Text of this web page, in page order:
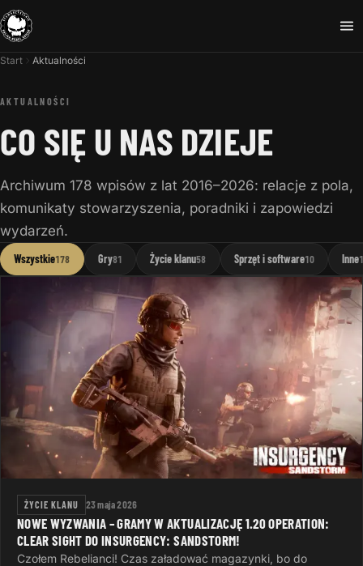
Start Aktualności
AKTUALNOŚCI
CO SIĘ U NAS DZIEJE
Archiwum 178 wpisów z lat 2016–2026: relacje z pola,
komunikaty stowarzyszenia, poradniki i zapowiedzi
wydarzeń.
Wszystkie178 Gry81 Życie klanu58 Sprzęt i software10 Inne
ŻYCIE KLANU 23 maja 2026
NOWE WYZWANIA – GRAMY W AKTUALIZACJĘ 1.20 OPERATION:
CLEAR SIGHT DO INSURGENCY: SANDSTORM!
Czołem Rebelianci! Czas załadować magazynki, bo do